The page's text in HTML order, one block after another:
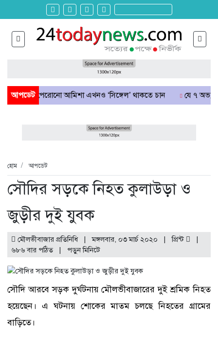
আপডেট
পেরোনো আমিশা এখনও ‘সিঙ্গেল’ থাকতে চান যে ৭ অভ্যাস
হোম আপডেট
সৌদির সড়কে নিহত কুলাউড়া ও
জুড়ীর দুই যুবক
মৌলভীবাজার প্রতিনিধি | মঙ্গলবার, ০৩ মার্চ ২০২০ |প্রিন্ট
|
৬৮৬ বার পঠিত
| পড়ুনমিনিটে
সৌদি আরবে সড়ক দুর্ঘটনায় মৌলভীবাজারের দুই শ্রমিক নিহত
হয়েছেন। এ ঘটনায় শোকের মাতম চলছে নিহতের গ্রামের
বাড়িতে।